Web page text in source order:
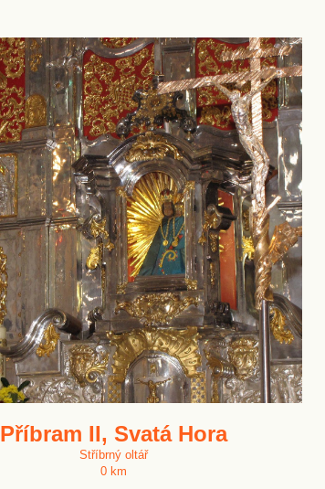
Příbram II, Svatá Hora
Stříbrný oltář
0 km